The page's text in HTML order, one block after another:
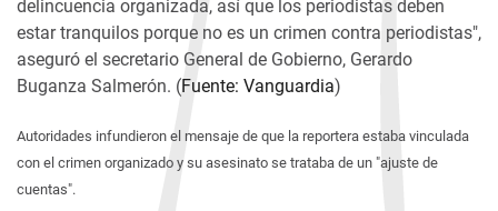
delincuencia organizada, así que los periodistas deben
estar tranquilos porque no es un crimen contra periodistas",
aseguró el secretario General de Gobierno, Gerardo
Buganza Salmerón. (Fuente: Vanguardia)
Autoridades infundieron el mensaje de que la reportera estaba vinculada
con el crimen organizado y su asesinato se trataba de un "ajuste de
cuentas".